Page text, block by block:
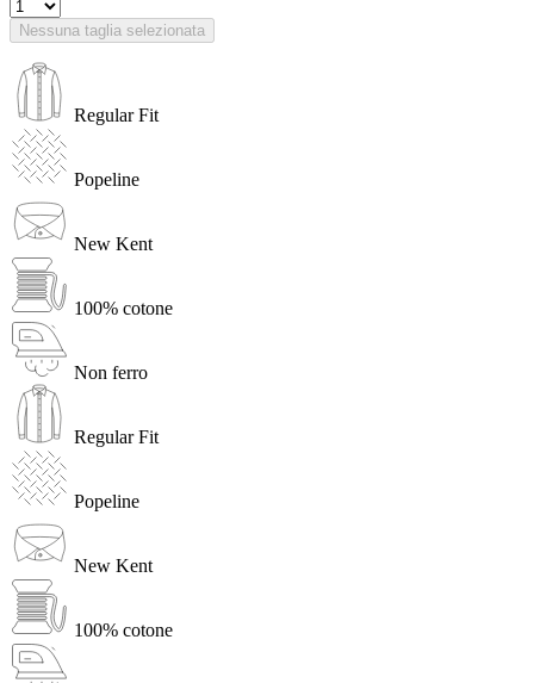
Nessuna taglia selezionata
Regular Fit
Popeline
New Kent
100% cotone
Non ferro
Regular Fit
Popeline
New Kent
100% cotone